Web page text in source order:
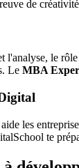
de
l'analyse, le
Le MBA
les
te